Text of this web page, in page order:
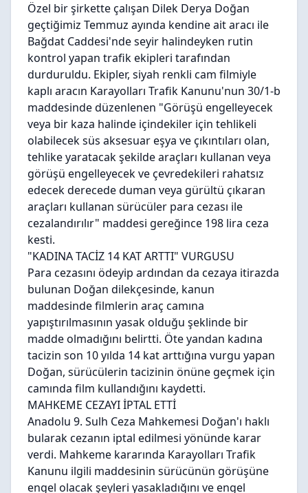
Özel bir şirkette çalışan Dilek Derya Doğan
geçtiğimiz Temmuz ayında kendine ait aracı ile
Bağdat Caddesi'nde seyir halindeyken rutin
kontrol yapan trafik ekipleri tarafından
durduruldu. Ekipler, siyah renkli cam filmiyle
kaplı aracın Karayolları Trafik Kanunu'nun 30/1-b
maddesinde düzenlenen "Görüşü engelleyecek
veya bir kaza halinde içindekiler için tehlikeli
olabilecek süs aksesuar eşya ve çıkıntıları olan,
tehlike yaratacak şekilde araçları kullanan veya
görüşü engelleyecek ve çevredekileri rahatsız
edecek derecede duman veya gürültü çıkaran
araçları kullanan sürücüler para cezası ile
cezalandırılır" maddesi gereğince 198 lira ceza
kesti.
"KADINA TACİZ 14 KAT ARTTI" VURGUSU
Para cezasını ödeyip ardından da cezaya itirazda
bulunan Doğan dilekçesinde, kanun
maddesinde filmlerin araç camına
yapıştırılmasının yasak olduğu şeklinde bir
madde olmadığını belirtti. Öte yandan kadına
tacizin son 10 yılda 14 kat arttığına vurgu yapan
Doğan, sürücülerin tacizinin önüne geçmek için
camında film kullandığını kaydetti.
MAHKEME CEZAYI İPTAL ETTİ
Anadolu 9. Sulh Ceza Mahkemesi Doğan'ı haklı
bularak cezanın iptal edilmesi yönünde karar
verdi. Mahkeme kararında Karayolları Trafik
Kanunu ilgili maddesinin sürücünün görüşüne
engel olacak şeyleri yasakladığını ve engel